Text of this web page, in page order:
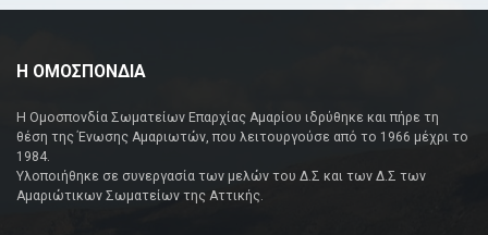
Η ΟΜΟΣΠΟΝΔΙΑ
Η Ομοσπονδία Σωματείων Επαρχίας Αμαρίου ιδρύθηκε και πήρε τη
θέση της Ένωσης Αμαριωτών, που λειτουργούσε από το 1966 μέχρι το
1984.
Υλοποιήθηκε σε συνεργασία των μελών του Δ.Σ και των Δ.Σ των
Αμαριώτικων Σωματείων της Αττικής.